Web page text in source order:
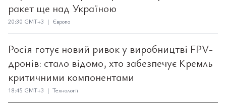
ракет ще над Україною
20:30 GMT+3 | Європа
Росія готує новий ривок у виробництві FPV-
дронів: стало відомо, хто забезпечує Кремль
критичними компонентами
18:45 GMT+3 | Технології